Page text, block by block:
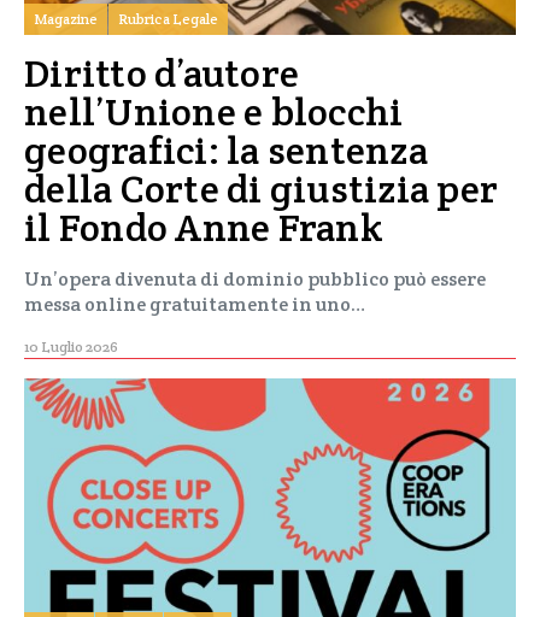
Magazine Rubrica Legale
Diritto d’autore
nell’Unione e blocchi
geografici: la sentenza
della Corte di giustizia per
il Fondo Anne Frank
Un’opera divenuta di dominio pubblico può essere
messa online gratuitamente in uno…
10 Luglio 2026